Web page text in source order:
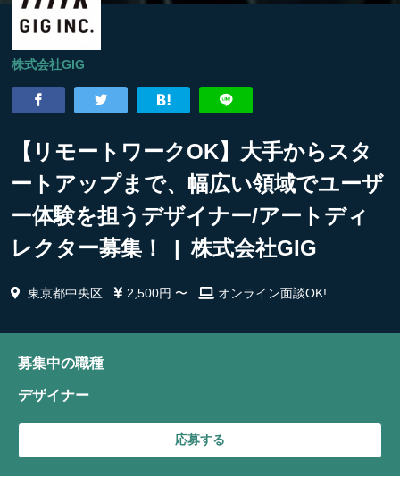
株式会社GIG
【リモートワークOK】大手からスタ
ートアップまで、幅広い領域でユーザ
ー体験を担うデザイナー/アートディ
レクター募集！ | 株式会社GIG
東京都中央区 2,500円 〜 オンライン面談OK!
募集中の職種
デザイナー
応募する